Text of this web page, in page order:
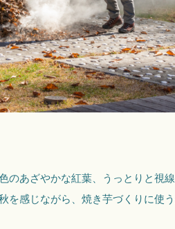
のあざやかな紅葉、うっとりと視
を感じながら、焼き芋づくりに使